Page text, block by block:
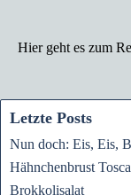
Hier geht es zum
Letzte Posts
Nun doch: Eis, Eis,
Hähnchenbrust
Brokkolisalat